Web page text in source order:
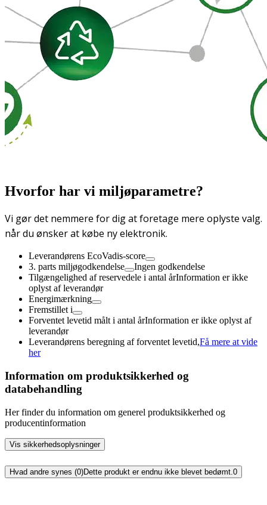
Hvorfor har vi miljøparametre?
Vi gør det nemmere for dig at foretage mere oplyste valg.
når du ønsker at købe ny elektronik.
Leverandørens EcoVadis-score
3. parts miljøgodkendelse
Ingen godkendelse
Tilgængelighed af reservedele i antal årInformation er ikke
oplyst af leverandør
Energimærkning
Fremstillet i
Forventet levetid målt i antal årInformation er ikke oplyst af
leverandør
Leverandørens beregning af forventet levetid,Få mere at vide
her
Information om produktsikkerhed og
databehandling
Her finder du information om generel produktsikkerhed og
producentinformation
Vis sikkerhedsoplysninger
Hvad andre synes (0)Dette produkt er endnu ikke blevet bedømt.0